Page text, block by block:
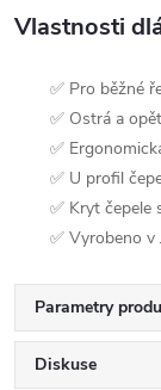
Vlastnosti
✅ Pro běžné
✅ Ostrá a
✅
✅ U profil
✅ Kryt čepele
✅ Vyrobeno v
Parametry
Diskuse